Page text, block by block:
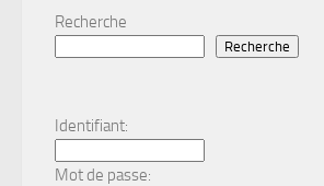
Recherche
Recherche
Identifiant:
Mot de passe: